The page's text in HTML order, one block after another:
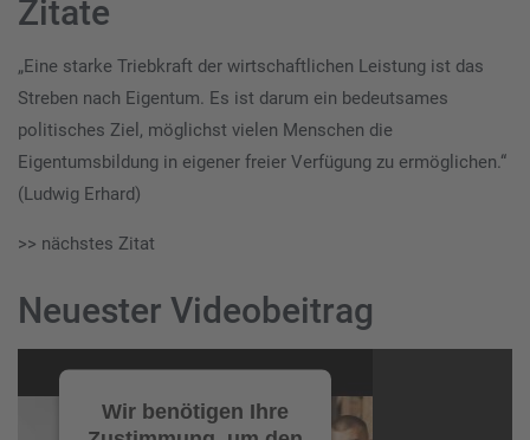
Zitate
„Eine starke Triebkraft der wirtschaftlichen Leistung ist das
Streben nach Eigentum. Es ist darum ein bedeutsames
politisches Ziel, möglichst vielen Menschen die
Eigentumsbildung in eigener freier Verfügung zu ermöglichen.“
(Ludwig Erhard)
>> nächstes Zitat
Neuester Videobeitrag
Player
Wir benötigen Ihre